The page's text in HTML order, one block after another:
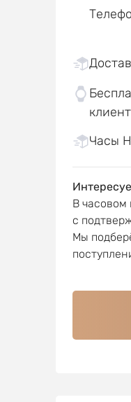
Часы
В часовом
с
Мы